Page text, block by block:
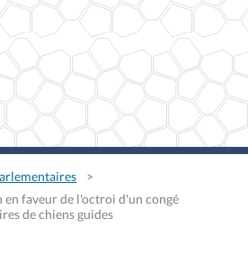
faveur de l'octroi d'un congé
de chiens guides